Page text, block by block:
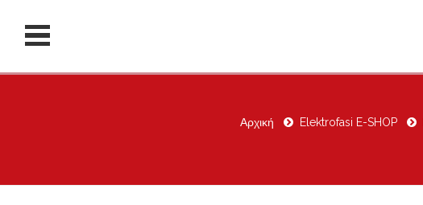
Αρχική Elektrofasi E-SHOP